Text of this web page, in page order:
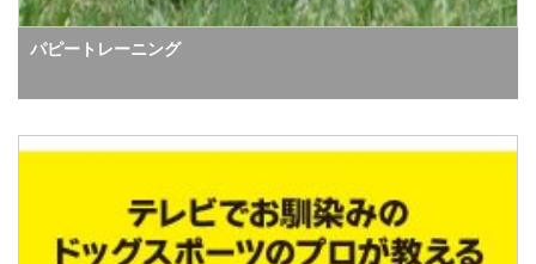
パピートレーニング